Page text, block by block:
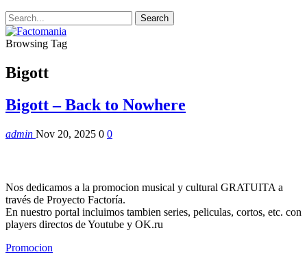
Browsing Tag
Bigott
Bigott – Back to Nowhere
admin Nov 20, 2025 0 0
Nos dedicamos a la promocion musical y cultural GRATUITA a
través de Proyecto Factoría.
En nuestro portal incluimos tambien series, peliculas, cortos, etc. con
players directos de Youtube y OK.ru
Promocion